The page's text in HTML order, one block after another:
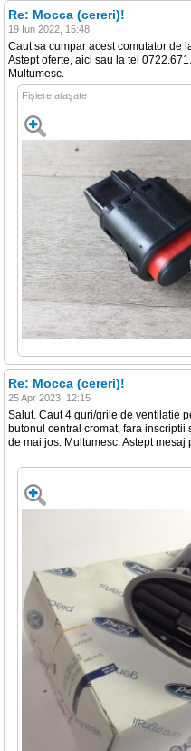
Re: Mocca (cereri)!
19 Iun 2022, 15:48
Caut sa cumpar acest comutator de
Astept oferte, aici sau la tel
Multumesc.
Fişiere ataşate
Re: Mocca (cereri)!
25 Apr 2023, 12:15
Salut. Caut 4 guri/grile de ventilatie
butonul central cromat, fara
de mai jos. Multumesc. Astept mesaj